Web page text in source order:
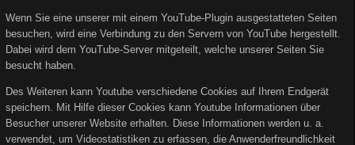
Wenn Sie eine unserer mit einem YouTube-Plugin ausgestatteten Seiten
besuchen, wird eine Verbindung zu den Servern von YouTube hergestellt.
Dabei wird dem YouTube-Server mitgeteilt, welche unserer Seiten Sie
besucht haben.
Des Weiteren kann Youtube verschiedene Cookies auf Ihrem Endgerät
speichern. Mit Hilfe dieser Cookies kann Youtube Informationen über
Besucher unserer Website erhalten. Diese Informationen werden u. a.
verwendet, um Videostatistiken zu erfassen, die Anwenderfreundlichkeit